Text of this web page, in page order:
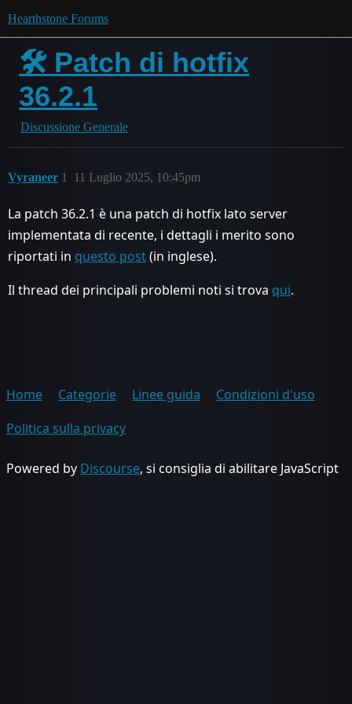
Hearthstone Forums
🛠 Patch di hotfix
36.2.1
Discussione Generale
Vyraneer 11 Luglio 2025, 10:45pm
1
La patch 36.2.1 è una patch di hotfix lato server
implementata di recente, i dettagli i merito sono
riportati in questo post(in inglese).
Il thread dei principali problemi noti si trova qui.
Home Categorie Linee guida
Condizioni d'uso
Politica sulla privacy
Powered by Discourse, si consiglia di abilitare JavaScript